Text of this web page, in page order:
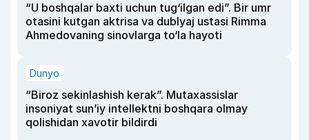
“U boshqalar baxti uchun tug‘ilgan edi”. Bir umr
otasini kutgan aktrisa va dublyaj ustasi Rimma
Ahmedovaning sinovlarga to‘la hayoti
Dunyo
“Biroz sekinlashish kerak”. Mutaxassislar
insoniyat sun’iy intellektni boshqara olmay
qolishidan xavotir bildirdi